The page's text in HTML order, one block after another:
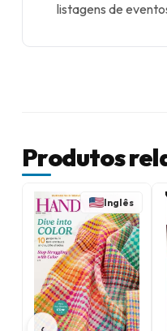
listagens de
Produtos
Inglês